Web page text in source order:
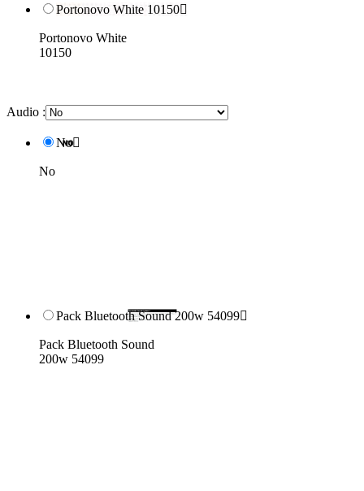
Portonovo White 10150
Portonovo White
10150
Audio :
No
No
Pack Bluetooth Sound 200w 54099
Pack Bluetooth Sound
200w 54099